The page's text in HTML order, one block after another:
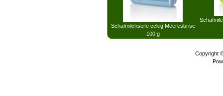
Schafmilchseife eckig Meeresbrise
100 g
Copyright